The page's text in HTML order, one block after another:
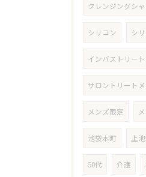
クレンジングシ
シリコン シ
インバストリー
サロントリート
メンズ限定
池袋本町 上
50代 介護